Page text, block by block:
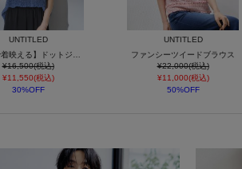
UNTITLED
¥16,500(税込)
¥11,550(税込)
30%OFF
UNTITLED
ファンシーツイードブラウス
¥22,000(税込)
¥11,000(税込)
50%OFF